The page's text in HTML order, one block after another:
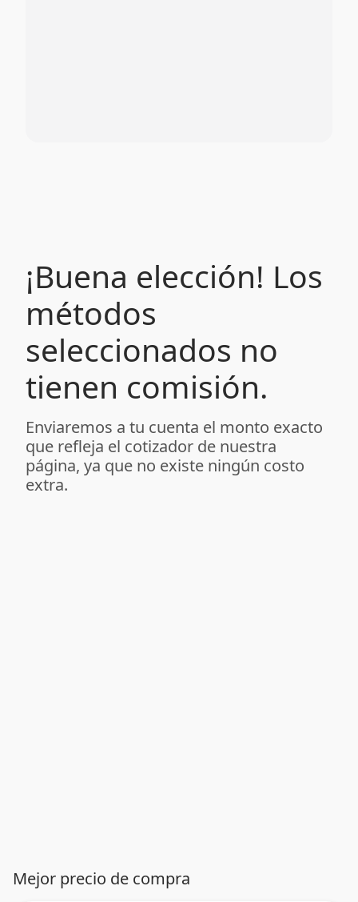
¡Buena elección! Los
métodos
seleccionados no
tienen comisión.
Enviaremos a tu cuenta el monto exacto
que refleja el cotizador de nuestra
página, ya que no existe ningún costo
extra.
Mejor precio de compra